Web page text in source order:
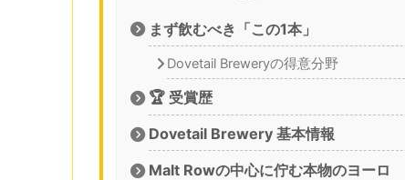
まず飲むべき「この1本」
Dovetail Breweryの得意分野
🏆 受賞歴
Dovetail Brewery 基本情報
Malt Rowの中心に佇む本物のヨーロ